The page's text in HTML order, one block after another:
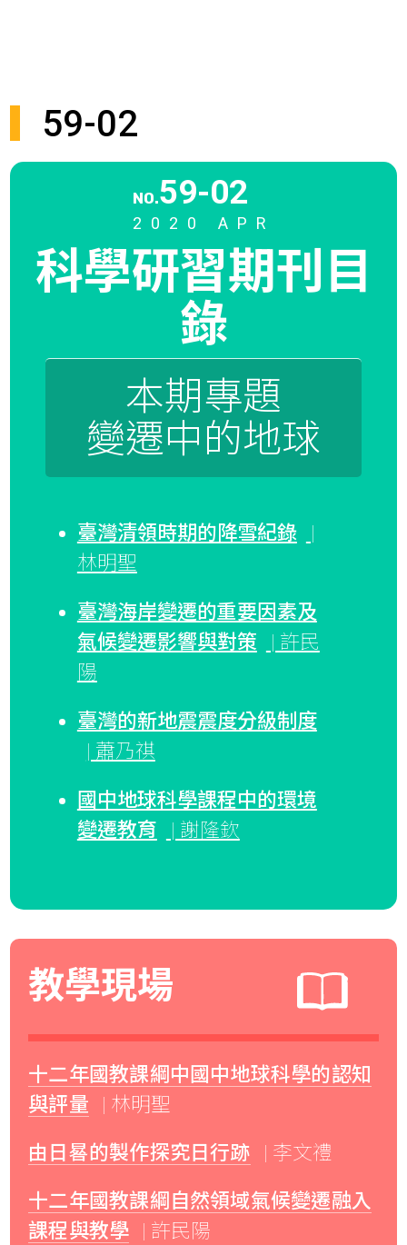
59-02
NO.59-02
2020 APR
科學研習期刊 目
錄
本期專題
變遷中的地球
臺灣清領時期的降雪紀錄
|
林明聖
臺灣海岸變遷的重要因素及
氣候變遷影響與對策
| 許民
陽
臺灣的新地震震度分級制度
| 蕭乃祺
國中地球科學課程中的環境
變遷教育
| 謝隆欽
教學現場
十二年國教課綱中國中地球科學的認知
與評量
| 林明聖
由日晷的製作探究日行跡 | 李文禮
十二年國教課綱自然領域氣候變遷融入
課程與教學
| 許民陽